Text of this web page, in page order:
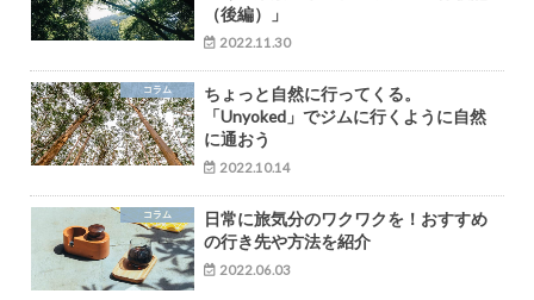
（後編）」
2022.11.30
コラム
ちょっと自然に行ってくる。
「Unyoked」でジムに行くように自然
に通おう
2022.10.14
コラム
日常に旅気分のワクワクを！おすすめ
の行き先や方法を紹介
2022.06.03